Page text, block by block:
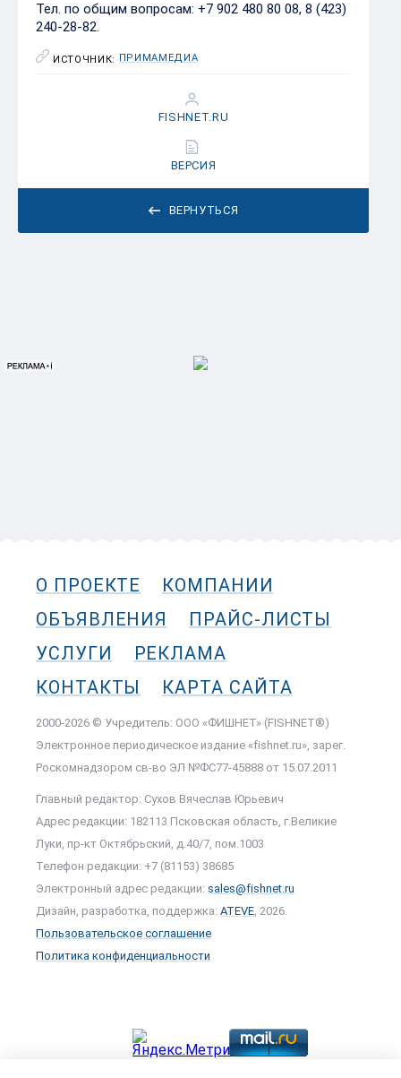
Тел. по общим вопросам: +7 902 480 80 08, 8 (423)
240-28-82.
ИСТОЧНИК: ПРИМАМЕДИА
ВЕРНУТЬСЯ
FISHNET.RU
ВЕРСИЯ
О ПРОЕКТЕ
КОМПАНИИ
ОБЪЯВЛЕНИЯ
ПРАЙС-ЛИСТЫ
УСЛУГИ
РЕКЛАМА
КОНТАКТЫ
КАРТА САЙТА
2000-2026 © Учредитель: ООО «ФИШНЕТ» (FISHNET®)
Электронное периодическое издание «fishnet.ru», зарег.
Роскомнадзором cв-во ЭЛ №ФС77-45888 от 15.07.2011
Главный редактор: Сухов Вячеслав Юрьевич
Адрес редакции: 182113 Псковская область, г.Великие
Луки, пр-кт Октябрьский, д.40/7, пом.1003
Телефон редакции: +7 (81153) 38685
Электронный адрес редакции: sales@fishnet.ru
Дизайн, разработка, поддержка: ATEVE, 2026.
Пользовательское соглашение
Политика конфиденциальности